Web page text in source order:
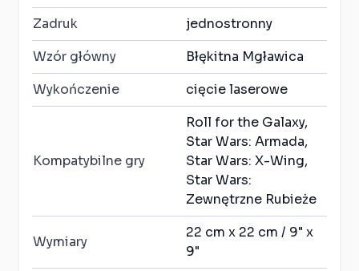
Zadruk
jednostronny
Wzór główny
Błękitna Mgławica
Wykończenie
cięcie laserowe
Kompatybilne gry
Roll for the Galaxy,
Star Wars: Armada,
Star Wars: X-Wing,
Star Wars:
Zewnętrzne Rubieże
Wymiary
22 cm x 22 cm / 9" x
9"